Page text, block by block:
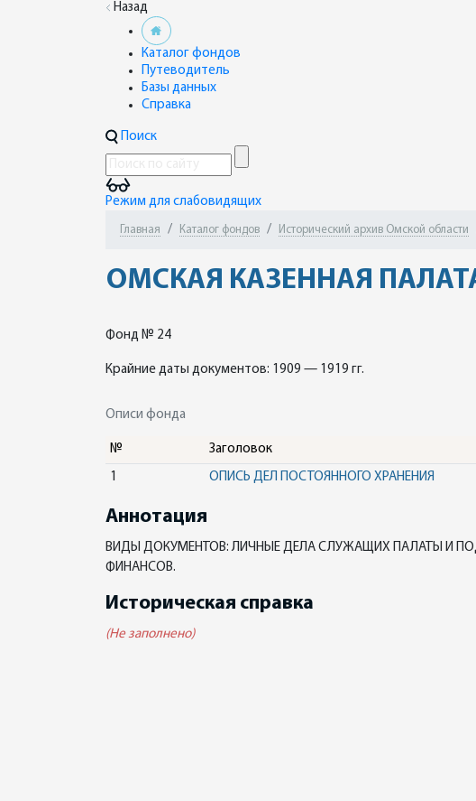
Назад
Каталог фондов
Путеводитель
Базы данных
Справка
Поиск
Режим для слабовидящих
Главная Каталог фондов Исторический архив Омской области
ОМСКАЯ КАЗЕННАЯ
Фонд № 24
Крайние даты документов: 1909 — 1919 гг.
Описи фонда
№ Заголовок
1 ОПИСЬ ДЕЛ ПОСТОЯННОГО ХРАНЕНИЯ
Аннотация
ВИДЫ ДОКУМЕНТОВ: ЛИЧНЫЕ ДЕЛА СЛУЖАЩИХ ПАЛАТЫ И
ФИНАНСОВ.
Историческая справка
(Не заполнено)